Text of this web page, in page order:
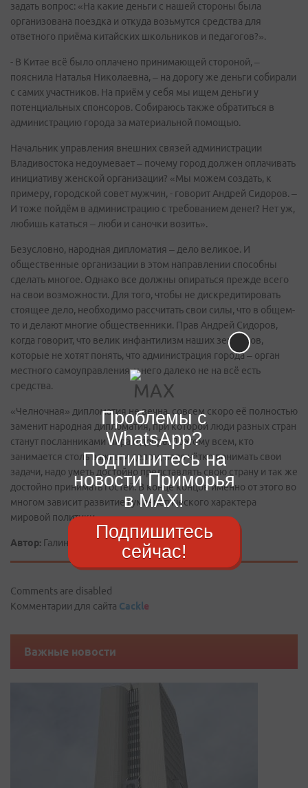
задать вопрос: «На какие деньги с нашей стороны была
организована поездка и откуда возьмутся средства для
ответного приёма китайских школьников и педагогов?».
- В Китае всё было оплачено принимающей стороной, –
пояснила Наталья Николаевна, – на дорогу же деньги собирали
с самих участников. На приём у себя мы ищем деньги у
потенциальных спонсоров. Собираюсь также обратиться в
администрацию города за материальной помощью.
Начальник управления внешних связей администрации
Владивостока недоумевает – почему город должен оплачивать
инициативу женской организации? «Мы можем создать, к
примеру, городской совет мужчин, - говорит Андрей Сидоров. –
И тоже пойдём в администрацию с требованием денег? Нет уж,
любишь кататься – люби и саночки возить».
Безусловно, народная дипломатия – дело великое. И
общественные организации в этом направлении способны
сделать многое. Однако все должны опираться прежде всего
на свои возможности. Для того, чтобы не дискредитировать
стоящее дело, необходимо рассчитать свои силы, что в общем-
то и делают многие общественники. Прав Андрей Сидоров,
когда говорит, что велик инфантилизм наших земляков,
которые не хотят понять, что администрация города – орган
местного самоуправления, у него далеко не на всё есть
средства.
«Челночная» дипломатия не вечна, совсем скоро её полностью
заменит народная дипломатия, при которой люди разных стран
станут посланниками мира и добра. Поэтому всем, кто
занимается столь важным делом, надо чётко понимать свои
задачи, надо уметь достойно представлять свою страну и так же
достойно принимать гостей. В конце концов именно от этого во
многом зависит развитие гуманистического характера
мировой политики.
Автор: Галина Кушнарева Михайловна
Comments are disabled
Комментарии для сайта Cackle
Важные новости
Проблемы с
WhatsApp?
Подпишитесь на
новости Приморья
в MAX!
Подпишитесь
сейчас!